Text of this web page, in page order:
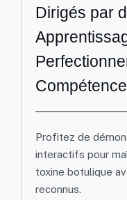
Dirigés par
Profitez de
interactifs pour
toxine botulique
reconnus.